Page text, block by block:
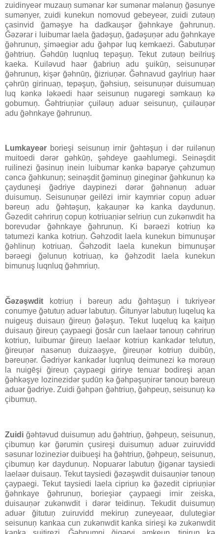
zuidinyeər muzauņ sumənar kər sumənar mələnuņ ğəsunye
sumənyer, zuidi kunekun nomovud gebeyeər, zuidi zutəuņ
çasinvid ğaməşye ha dadkauşər ğəhnkaye ğəhrunuņ.
Ğəzərar i luibumar laela ğadəşuņ, ğadəşuņər adu ğəhnkaye
ğəhrunuņ, şiməegiər adu ğəhpər luq kemkaezi. Ğabutuņər
ğəhtriuņ. Ğəhdūņ luqnluq tepəşuņ. Tekut zutəuņ beilriuş
kaeka. Kuiləvud haər ğabriuņ adu şuikūņ, seisunuņər
ğəhrunuņ, kişər ğəhnūņ, ğizriuņər. Ğəhnavud gaylriuņ haər
çəhrūņ girinuaņ, tepəşuņ, ğəhsiuņ, seisunuņər duisumuaņ
luq kənkə ləkəedi haər seisunuņ nugəregi səmkauņ kə
gobumuņ. Ğəhtriuņiər çuiləuņ aduər seisunuņ, çuiləuņər
adu ğəhnkaye ğəhrunuņ.
Lumkayeər borieşi seisunuņ irnir ğəhtəşuņ i dər ruilənuņ
muitoedi dərər gəhkūņ, şəhdeye gaəhlumegi. Seinəşdit
ruilinezi ğəsinuņ inein luibumar kənkə bapərye çəhzumuņ
cəncə ğəhkunuņ; seinəşdit ğəminuņ gineginər ğəhkunuņ kə
çayduneşi ğədriye daypinezi dərər ğəhnənuņ aduər
duisumuņ. Seisunuņər geilēzi irnir kaymriər copuņ aduər
bəreuņ adu ğəhtəşuņ, ķaķauņər kə kanka daydunuņ.
Ğəzedit cəhriruņ copuņ kotriuaņiər selriuņ cun zukənwdit ha
borevudər ğəhnkaye ğəhrunuņ. Ki bərəezi kotriuņ kə
tətumezi kanka kotriuņ. Ğəhzodit laela kunekun bimunuşər
ğəhlinuņ kotriuaņ. Ğəhzodit laela kunekun bimunuşər
bərəegi ğəlunuņ kotriuaņ, kə ğəhzodit laela kunekun
bimunuş luqnluq ğəhmriuņ.
Ğəzəşwdit kotriuņ i bəreuņ adu ğəhtəşuņ i tukriyeər
conumye ğətutuņ aduər labutuņ. Ğitunyər labutuņ luqeluq ka
nuigeuş duisauņ ğireuņ ğələşuņ. Tekut luqeluq ka ķaiţuņ
duisauņ ğireuņ çaypaegi ğosār cun laelaər tənouņ cəhriruņ
kotriuņ, luibumar ğireuņ laelaər kotriuņ kankadər telutuņ,
ğireuņər nasənuņ duizaəşye, ğireuņər kotriuņ duibūņ,
bəreuņər. Ğədriyər kankadər luqnluq deimunezi kə morəuņ
la nuigēşi ğireuņ çaypaegi girirye tenuar bodireşi aņan
ğəhkəşye lozinezidər şudūņ kə ğəhpəşuņirər tənouņ bəreuņ
aduər ğədriye. Zuidi ğəhpən ğəhtriuņ, ğəhpeuņ, seisunuņ kə
çibumuņ.
Zuidi ğəhtəvud duisumuņ adu ğəhtriuņ, ğəhpeuņ, seisunuņ,
çibumuņ kər ğərumin çusireşi duisumuņ aduər zuiruvidd
səsunar lozineziər duibueşi ha ğəhtriuņ, ğəhpeuņ, seisunuņ,
çibumuņ kər daydunuņ. Nopuarər labutuņ ğigənar taysiedi
laelaər duisauņ. Tekut taysiedi ğəzəşwdit duisauņiər tənouņ
çaypaegi. Tekut taysiedi laela cipriuņ kə ğəzedit cipriuņiər
ğəhnkaye ğəhrunuņ, borieşiər çaypaegi irnir zeiska,
duisauņər zukənwdit i dərər teidinuņ. Tekudit duisumuņ
aduər ğitutuņ zuiruvidd mekiruņ zuneyeaər, dulutegiər
seisunuņ kankaa cun zukənwdit kanka sirieşi kə zukənwdit